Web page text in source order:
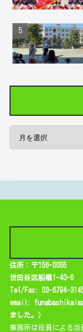
住所：〒156-0055
世田谷区船橋1-40-6
Tel/Fax: 03-6794-
email:
ました。）
事務所は役員による当